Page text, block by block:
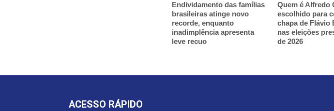
Endividamento das famílias
brasileiras atinge novo
recorde, enquanto
inadimplência apresenta
leve recuo
Quem é Alfredo
escolhido para
chapa de Flávio
nas eleições
de 2026
ACESSO RÁPIDO